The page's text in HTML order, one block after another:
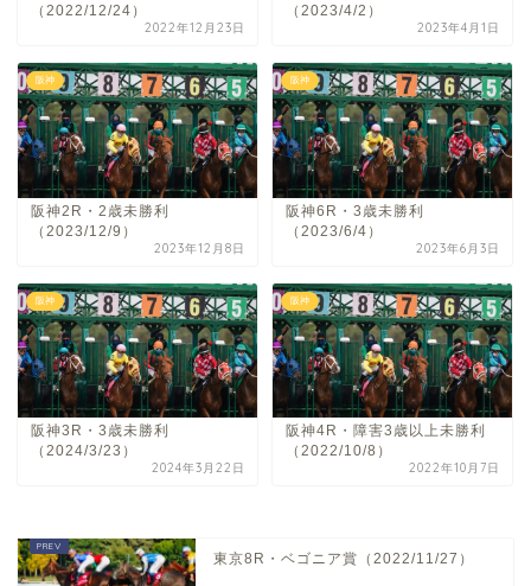
（2022/12/24）
2022年12月23日
（2023/4/2）
2023年4月1日
阪神
阪神2R・2歳未勝利
（2023/12/9）
2023年12月8日
阪神
阪神6R・3歳未勝利
（2023/6/4）
2023年6月3日
阪神
阪神3R・3歳未勝利
（2024/3/23）
2024年3月22日
阪神
阪神4R・障害3歳以上未勝利
（2022/10/8）
2022年10月7日
東京8R・ベゴニア賞（2022/11/27）